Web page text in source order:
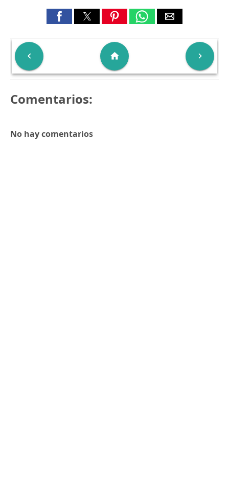
 
home
Comentarios:
No hay comentarios